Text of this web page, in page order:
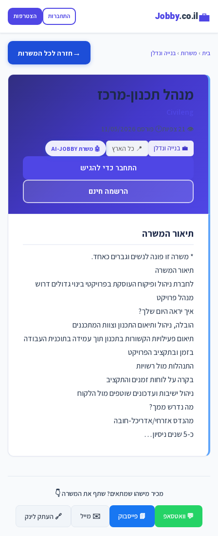
💼
Jobby.co.il התחברות הצטרפות
בית › משרות › בנייה ונדלן →חזרה לכל המשרות
מנהל תכנון-מרכז
Civileng
👁️ 21 צפיות 🕐 פורסם 11/05/2026
💼 בנייה ונדלן 📍 כל הארץ 🤖 משרת AI-JOBBY
התחבר כדי להגיש
הרשמה חינם
תיאור המשרה
* משרה זו פונה לנשים וגברים כאחד.
תיאור המשרה
לחברת ניהול ופיקוח העוסקת בפרויקטי בינוי גדולים דרוש
מנהל פרויקט
איך יראה היום שלך?
הובלה, ניהול ותיאום התכנון וצוות המתכננים
תיאום פעילויות הקשורות בתכנון תוך עמידה בתוכנית העבודה
בזמן ובתקציב הפרויקט
התנהלות מול רשויות
בקרה על לוחות זמנים והתקציב
ניהול ישיבות ועדכונים שוטפים מול הלקוח
מה נדרש ממך?
מהנדס אזרחי/אדריכל-חובה
כ-5 שנים ניסיון…
מכיר מישהו שמתאים? שתף את המשרה 👇
💬 וואטסאפ 📘 פייסבוק ✉️ מייל 🔗 העתק לינק